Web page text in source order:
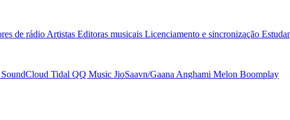
de rádio Artistas Editoras musicais Licenciamento e sincronização
SoundCloud Tidal QQ Music JioSaavn/Gaana Anghami Melon Boomplay